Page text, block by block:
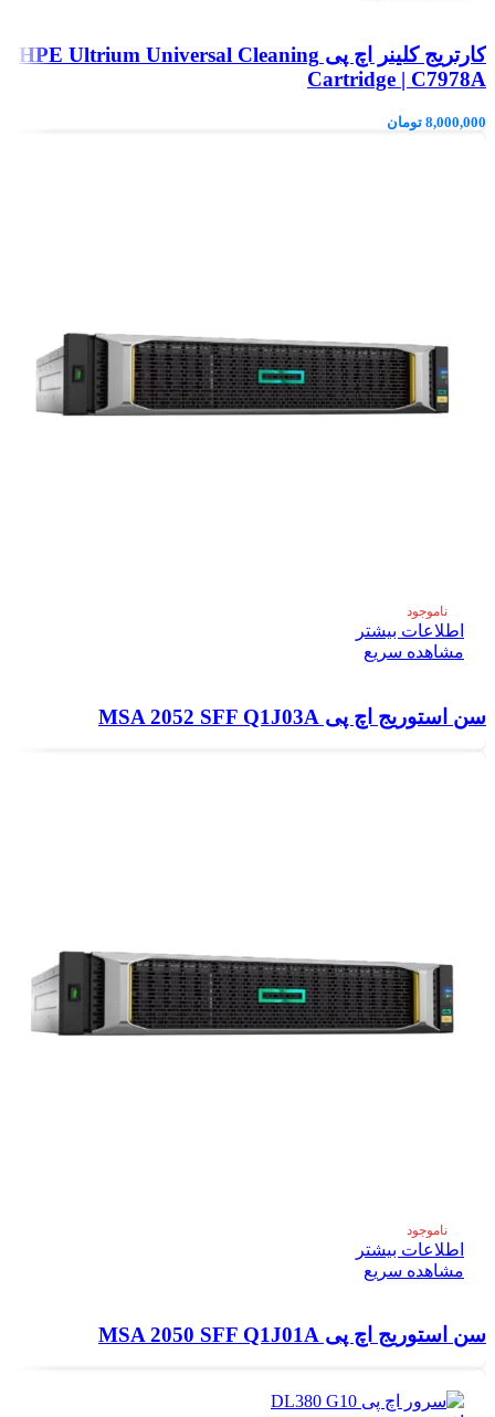
کارتریج کلینر اچ پی HPE Ultrium Universal Cleaning
Cartridge | C7978A
8,000,000 تومان
ناموجود
اطلاعات بیشتر
مشاهده سریع
سن استوریج اچ پی MSA 2052 SFF Q1J03A
ناموجود
اطلاعات بیشتر
مشاهده سریع
سن استوریج اچ پی MSA 2050 SFF Q1J01A